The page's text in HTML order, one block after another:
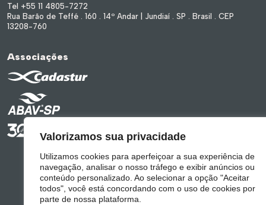
Tel +55 11 4805-7272
Rua Barão de Teffé . 160 . 14º Andar | Jundiaí . SP . Brasil . CEP
13208-760
Associações
Valorizamos sua privacidade
Utilizamos cookies para aperfeiçoar a sua experiência de
navegação, analisar o nosso tráfego e exibir anúncios ou
conteúdo personalizado. Ao selecionar a opção "Aceitar
todos", você está concordando com o uso de cookies por
parte de nossa plataforma.